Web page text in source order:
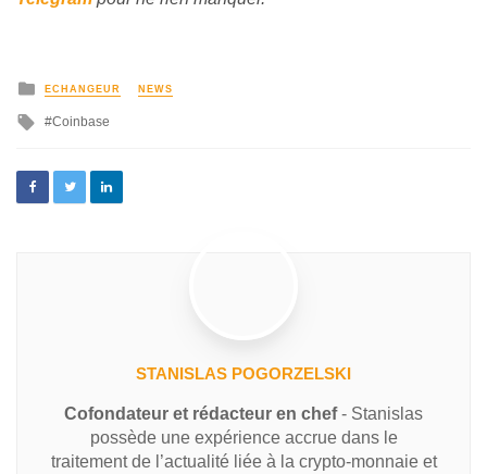
ECHANGEUR NEWS
Coinbase
STANISLAS POGORZELSKI
Cofondateur et rédacteur en chef- Stanislas
possède une expérience accrue dans le
traitement de l’actualité liée à la crypto-monnaie et